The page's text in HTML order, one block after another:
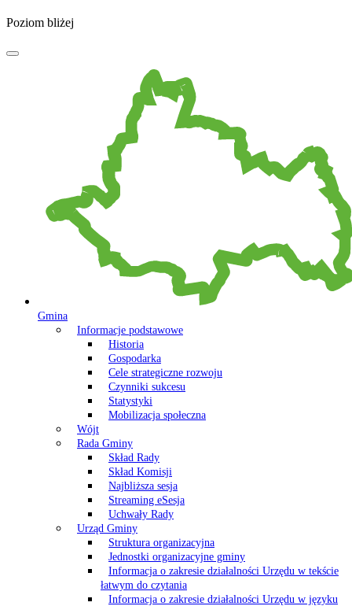
Poziom bliżej
Gmina
Informacje podstawowe
Historia
Gospodarka
Cele strategiczne rozwoju
Czynniki sukcesu
Statystyki
Mobilizacja społeczna
Wójt
Rada Gminy
Skład Rady
Skład Komisji
Najbliższa sesja
Streaming eSesja
Uchwały Rady
Urząd Gminy
Struktura organizacyjna
Jednostki organizacyjne gminy
Informacja o zakresie działalności Urzędu w tekście
łatwym do czytania
Informacja o zakresie działalności Urzędu w języku